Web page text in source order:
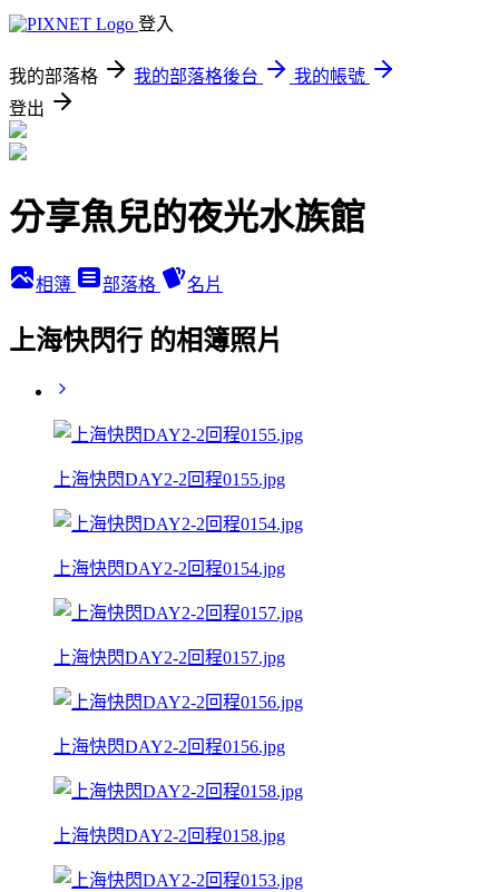
登入
我的部落格 我的部落格後台
我的帳號
登出
分享魚兒的夜光水族館
相簿 部落格 名片
上海快閃行 的相簿照片
上海快閃DAY2-2回程0155.jpg
上海快閃DAY2-2回程0154.jpg
上海快閃DAY2-2回程0157.jpg
上海快閃DAY2-2回程0156.jpg
上海快閃DAY2-2回程0158.jpg